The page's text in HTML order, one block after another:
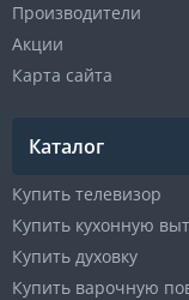
Производители
Акции
Карта сайта
Каталог
Купить телевизор
Купить кухонную
Купить духовку
Купить варочную